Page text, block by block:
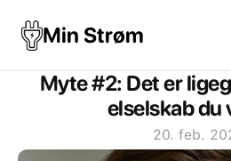
Min Strøm
Myte #2: Det er
elselskab
20. feb.